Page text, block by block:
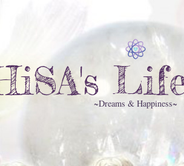
~Dreams & Happiness~